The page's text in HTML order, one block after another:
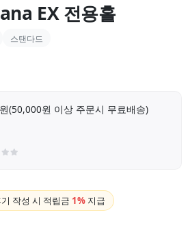
EX 전용홀
스탠다드
(50,000원 이상 주문시 무료배송)
작성 시 적립금 1% 지급